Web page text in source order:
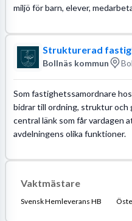
miljö för barn, elever,
Strukturerad
Bollnäs kommun
Som fastighetssamordnare
bidrar till ordning, struktur och
central länk som får vardagen
avdelningens olika funktioner.
Vaktmästare
Svensk Hemleverans HB